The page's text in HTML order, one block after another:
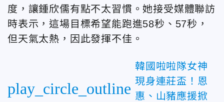
度，讓鍾欣儒有點不太習慣。她接受媒體聯訪
時表示，這場目標希望能跑進58秒、57秒，
但天氣太熱，因此發揮不佳。
play_circle_outline
韓國啦啦隊女神
現身連莊盃！恩
惠、山豬應援掀